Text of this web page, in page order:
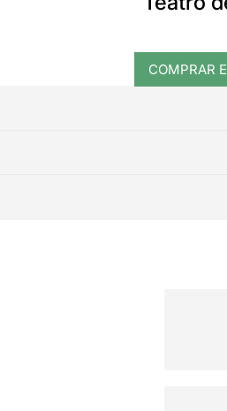
COMPRAR